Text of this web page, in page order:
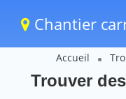
Chantier
Accueil
Trouver